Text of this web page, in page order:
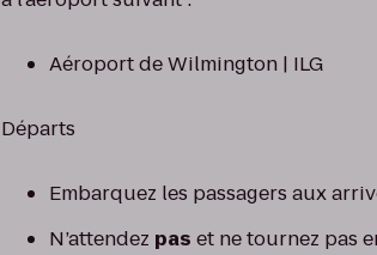
Aéroport de Wilmington | ILG
Départs
Embarquez les passagers aux
N’attendez pas et ne tournez pas